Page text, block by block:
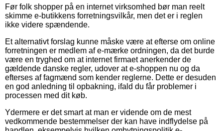
Før folk shopper på en internet virksomhed bør man reelt
skimme e-butikkens forretningsvilkår, men det er i reglen
ikke videre spændende.
Et alternativt forslag kunne måske være at efterse om online
forretningen er medlem af e-mærke ordningen, da det burde
være en tryghed om at internet firmaet anerkender de
gældende danske regler, udover at e-shoppen nu og da
efterses af fagmænd som kender reglerne. Dette er desuden
en god anledning til opbakning, ifald du får problemer i
processen med dit køb.
Ydermere er det smart at man er vidende om de mest
vedkommende bestemmelser der kan have indflydelse på